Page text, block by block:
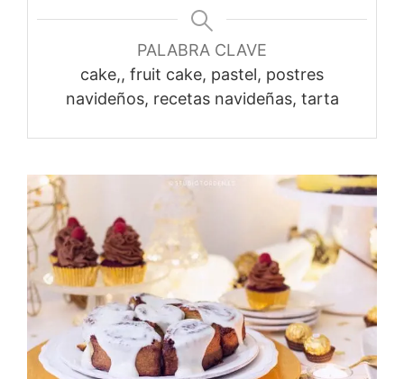
PALABRA CLAVE
cake,, fruit cake, pastel, postres
navideños, recetas navideñas, tarta